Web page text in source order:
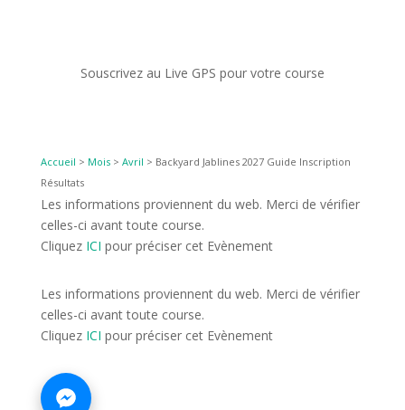
Souscrivez au Live GPS pour votre course
Accueil > Mois> Avril > Backyard Jablines 2027 Guide Inscription
Résultats
Les informations proviennent du web. Merci de vérifier
celles-ci avant toute course.
Cliquez ICI pour préciser cet Evènement
Les informations proviennent du web. Merci de vérifier
celles-ci avant toute course.
Cliquez ICI pour préciser cet Evènement